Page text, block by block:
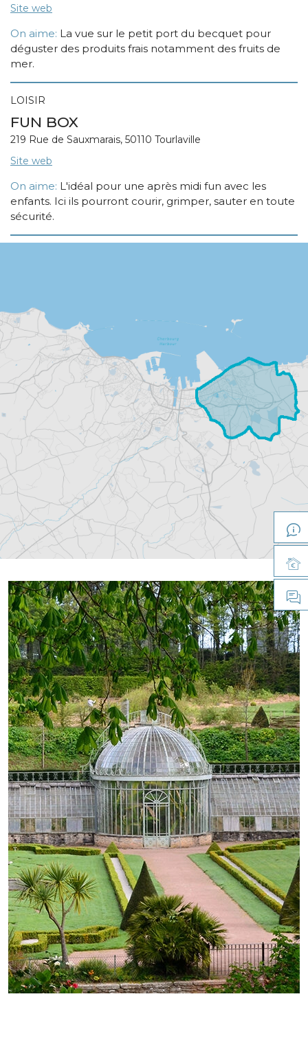
Site web
On aime: La vue sur le petit port du becquet pour
déguster des produits frais notamment des fruits de
mer.
LOISIR
FUN BOX
219 Rue de Sauxmarais, 50110 Tourlaville
Site web
On aime: L'idéal pour une après midi fun avec les
enfants. Ici ils pourront courir, grimper, sauter en toute
sécurité.